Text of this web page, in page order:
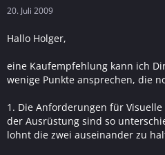
20. Juli 2009
Hallo Holger,
eine Kaufempfehlung kann ich
wenige Punkte ansprechen, die
1. Die Anforderungen für
der Ausrüstung sind so
lohnt die zwei auseinander zu